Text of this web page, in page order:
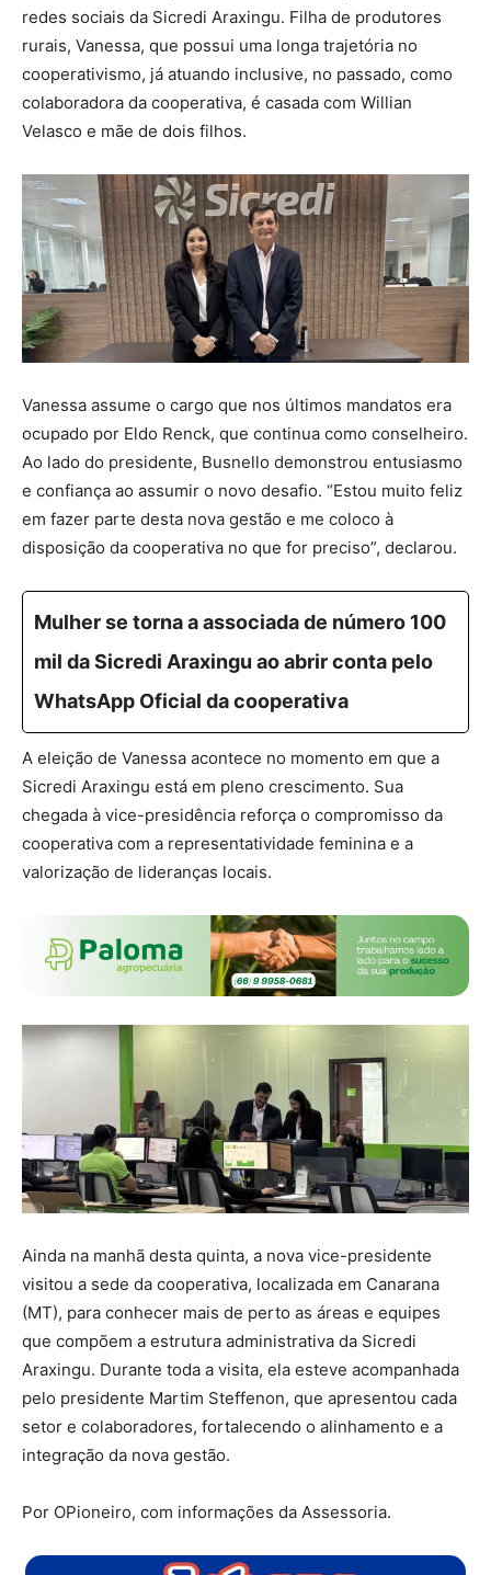
redes sociais da Sicredi Araxingu. Filha de produtores
rurais, Vanessa, que possui uma longa trajetória no
cooperativismo, já atuando inclusive, no passado, como
colaboradora da cooperativa, é casada com Willian
Velasco e mãe de dois filhos.
Vanessa assume o cargo que nos últimos mandatos era
ocupado por Eldo Renck, que continua como conselheiro.
Ao lado do presidente, Busnello demonstrou entusiasmo
e confiança ao assumir o novo desafio. “Estou muito feliz
em fazer parte desta nova gestão e me coloco à
disposição da cooperativa no que for preciso”, declarou.
Mulher se torna a associada de número 100
mil da Sicredi Araxingu ao abrir conta pelo
WhatsApp Oficial da cooperativa
A eleição de Vanessa acontece no momento em que a
Sicredi Araxingu está em pleno crescimento. Sua
chegada à vice-presidência reforça o compromisso da
cooperativa com a representatividade feminina e a
valorização de lideranças locais.
Ainda na manhã desta quinta, a nova vice-presidente
visitou a sede da cooperativa, localizada em Canarana
(MT), para conhecer mais de perto as áreas e equipes
que compõem a estrutura administrativa da Sicredi
Araxingu. Durante toda a visita, ela esteve acompanhada
pelo presidente Martim Steffenon, que apresentou cada
setor e colaboradores, fortalecendo o alinhamento e a
integração da nova gestão.
Por OPioneiro, com informações da Assessoria.